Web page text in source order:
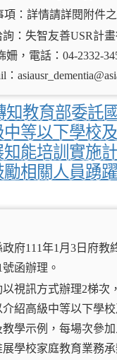
項：詳情請詳閱附件
：失智友善USR計
姍，電話：04-2332-
：
知教育部委託
等以下學校
能培訓實施
相關人員踴
府111年1月3日府教
號函辦理。
視訊方式辦理2梯次
紹高級中等以下學
學示例，每場次參
展學校家庭教育業務